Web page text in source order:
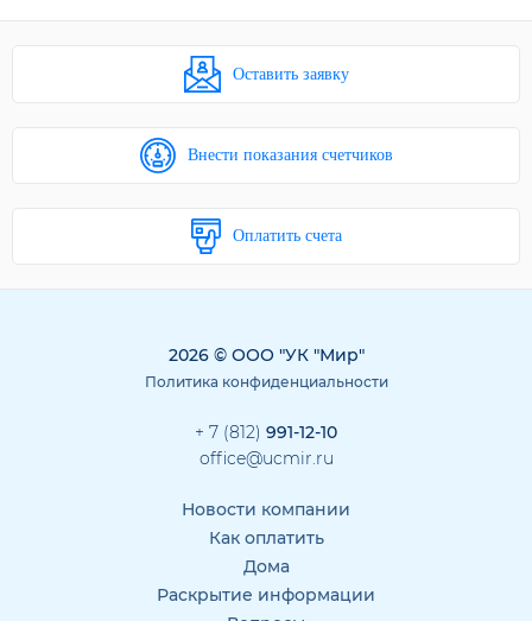
Оставить заявку
Внести показания счетчиков
Оплатить счета
2026 © ООО "УК "Мир"
Политика конфиденциальности
+ 7 (812) 991-12-10
office@ucmir.ru
Новости компании
Как оплатить
Дома
Раскрытие информации